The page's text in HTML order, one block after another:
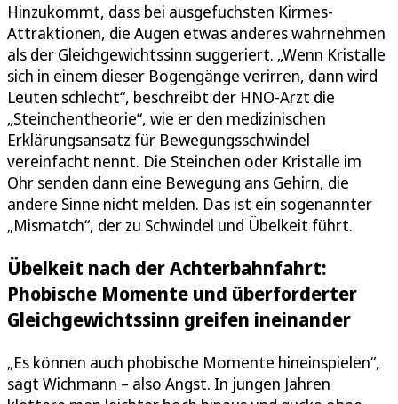
Hinzukommt, dass bei ausgefuchsten Kirmes-
Attraktionen, die Augen etwas anderes wahrnehmen
als der Gleichgewichtssinn suggeriert. „Wenn Kristalle
sich in einem dieser Bogengänge verirren, dann wird
Leuten schlecht“, beschreibt der HNO-Arzt die
„Steinchentheorie“, wie er den medizinischen
Erklärungsansatz für Bewegungsschwindel
vereinfacht nennt. Die Steinchen oder Kristalle im
Ohr senden dann eine Bewegung ans Gehirn, die
andere Sinne nicht melden. Das ist ein sogenannter
„Mismatch“, der zu Schwindel und Übelkeit führt.
Übelkeit nach der Achterbahnfahrt:
Phobische Momente und überforderter
Gleichgewichtssinn greifen ineinander
„Es können auch phobische Momente hineinspielen“,
sagt Wichmann – also Angst. In jungen Jahren